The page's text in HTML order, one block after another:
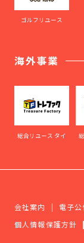
ゴルフリユース
海外事業
総合リユース タイ
会社案内 電子公
個人情報保護方針